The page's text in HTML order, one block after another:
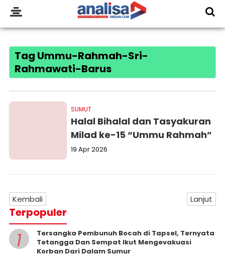
Tag Ummu-Rahmah-Sri-
Rahmawati-Barus
SUMUT
Halal Bihalal dan Tasyakuran
Milad ke-15 “Ummu Rahmah”
19 Apr 2026
Kembali Lanjut
Terpopuler
1
Tersangka Pembunuh Bocah di Tapsel, Ternyata
Tetangga Dan Sempat Ikut Mengevakuasi
Korban Dari Dalam Sumur